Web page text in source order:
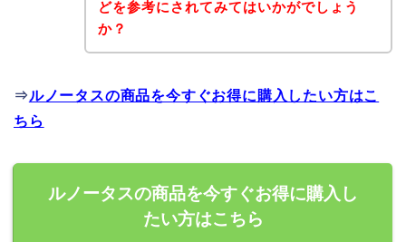
どを参考にされてみてはいかがでしょう
か？
⇒ルノータスの商品を今すぐお得に購入したい方はこ
ちら
ルノータスの商品を今すぐお得に購入し
たい方はこちら